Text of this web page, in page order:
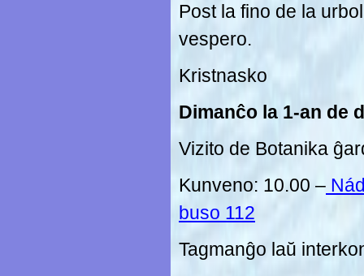
Post la fino de la
vespero.
Kristnasko
Dimanĉo la 1-an de
Vizito de Botanika
Kunveno: 10.00 –
buso 112
Tagmanĝo laŭ